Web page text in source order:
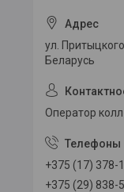
ул.
Беларусь
Оператор
+375 (17) 378-
+375 (29) 838-